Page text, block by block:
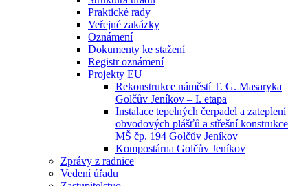
Praktické rady
Veřejné zakázky
Oznámení
Dokumenty ke stažení
Registr oznámení
Projekty EU
Rekonstrukce náměstí T. G. Masaryka
Golčův Jeníkov – I. etapa
Instalace tepelných čerpadel a zateplení
obvodových plášťů a střešní konstrukce
MŠ čp. 194 Golčův Jeníkov
Kompostárna Golčův Jeníkov
Zprávy z radnice
Vedení úřadu